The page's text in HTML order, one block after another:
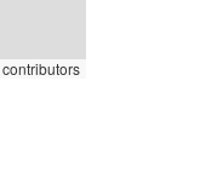
contributors